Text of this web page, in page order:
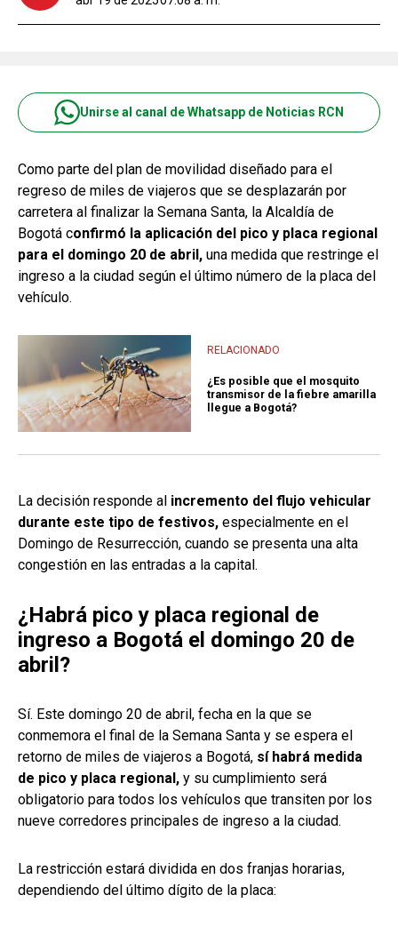
Unirse al canal de Whatsapp de Noticias RCN
Como parte del plan de movilidad diseñado para el
regreso de miles de viajeros que se desplazarán por
carretera al finalizar la Semana Santa, la Alcaldía de
Bogotá confirmó la aplicación del pico y placa regional
para el domingo 20 de abril, una medida que restringe el
ingreso a la ciudad según el último número de la placa del
vehículo.
RELACIONADO
¿Es posible que el mosquito
transmisor de la fiebre amarilla
llegue a Bogotá?
La decisión responde al incremento del flujo vehicular
durante este tipo de festivos, especialmente en el
Domingo de Resurrección, cuando se presenta una alta
congestión en las entradas a la capital.
¿Habrá pico y placa regional de
ingreso a Bogotá el domingo 20 de
abril?
Sí. Este domingo 20 de abril, fecha en la que se
conmemora el final de la Semana Santa y se espera el
retorno de miles de viajeros a Bogotá, sí habrá medida
de pico y placa regional, y su cumplimiento será
obligatorio para todos los vehículos que transiten por los
nueve corredores principales de ingreso a la ciudad.
La restricción estará dividida en dos franjas horarias,
dependiendo del último dígito de la placa: